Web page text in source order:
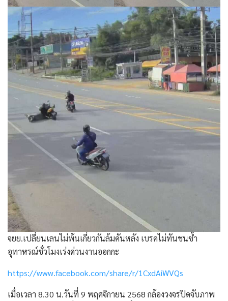
จยย.เปลี่ยนเลนไม่พ้นเกี่ยวกันล้มคันหลัง เบรคไม่ทันชนซ้ำ
อุทาหรณ์ชั่วโมงเร่งด่วนงานออกกะ
https://www.facebook.com/share/r/1CxdAiWVQs
เมื่อเวลา 8.30 น.วันที่ 9 พฤศจิกายน 2568 กล้องวงจรปิดจับภาพ